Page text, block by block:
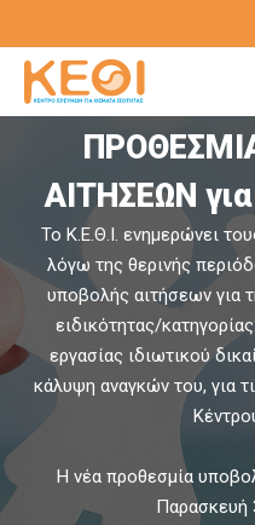
προς
το
περιεχόμενο
ΑΙΤΗΣΕΩΝ
Το Κ.Ε.Θ.Ι. ενημερώνει
λόγω της θερινής
υποβολής αιτήσεων για
ειδικότητας/
εργασίας ιδιωτικού
κάλυψη αναγκών του, για
Η νέα προθεσμία
Παρασκευή